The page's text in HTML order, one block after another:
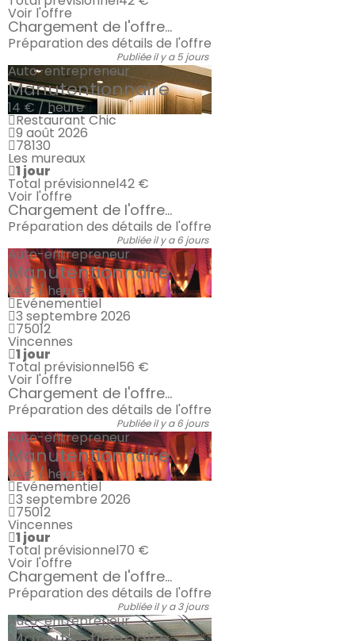
Voir l'offre
Chargement de l'offre...
Préparation des détails de l'offre
Publiée il y a 5 jours
Auto-entrepreneur
Manutentionnaire
14 € / heure
Restaurant Chic
9 août 2026
78130
Les mureaux
1 jour
Total prévisionnel42 €
Voir l'offre
Chargement de l'offre...
Préparation des détails de l'offre
Publiée il y a 6 jours
Auto-entrepreneur
Manutentionnaire
14 € / heure
Evénementiel
3 septembre 2026
75012
Vincennes
1 jour
Total prévisionnel56 €
Voir l'offre
Chargement de l'offre...
Préparation des détails de l'offre
Publiée il y a 6 jours
Auto-entrepreneur
Manutentionnaire
14 € / heure
Evénementiel
3 septembre 2026
75012
Vincennes
1 jour
Total prévisionnel70 €
Voir l'offre
Chargement de l'offre...
Préparation des détails de l'offre
Publiée il y a 3 jours
Auto-entrepreneur